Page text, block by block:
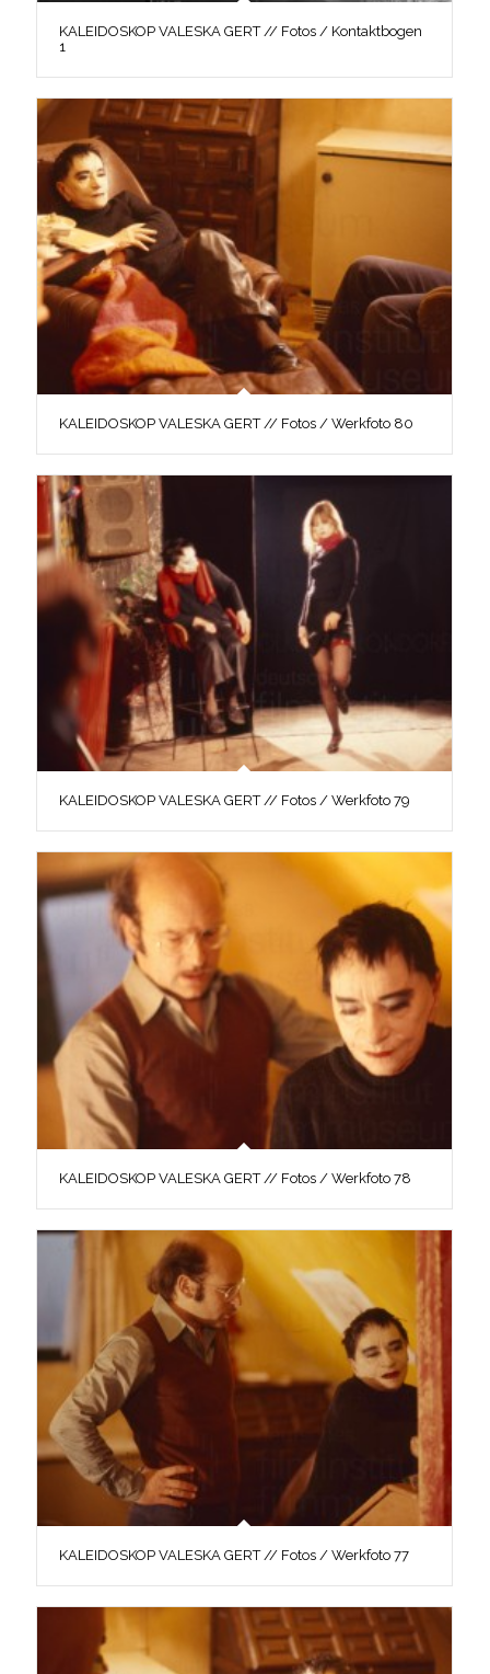
KALEIDOSKOP VALESKA GERT // Fotos / Kontaktbogen
1
KALEIDOSKOP VALESKA GERT // Fotos / Werkfoto 80
KALEIDOSKOP VALESKA GERT // Fotos / Werkfoto 79
KALEIDOSKOP VALESKA GERT // Fotos / Werkfoto 78
KALEIDOSKOP VALESKA GERT // Fotos / Werkfoto 77